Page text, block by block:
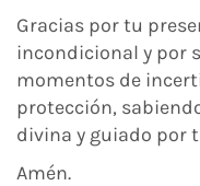
Gracias por tu
incondicional y por
momentos de
protección,
divina y guiado por
Amén.